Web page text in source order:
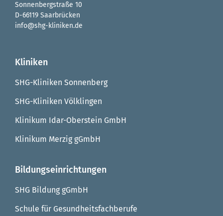
Sonnenbergstraße 10
D-66119 Saarbrücken
info@shg-kliniken.de
Kliniken
SHG-Kliniken Sonnenberg
SHG-Kliniken Völklingen
Klinikum Idar-Oberstein GmbH
Klinikum Merzig gGmbH
Bildungseinrichtungen
SHG Bildung gGmbH
Schule für Gesundheitsfachberufe